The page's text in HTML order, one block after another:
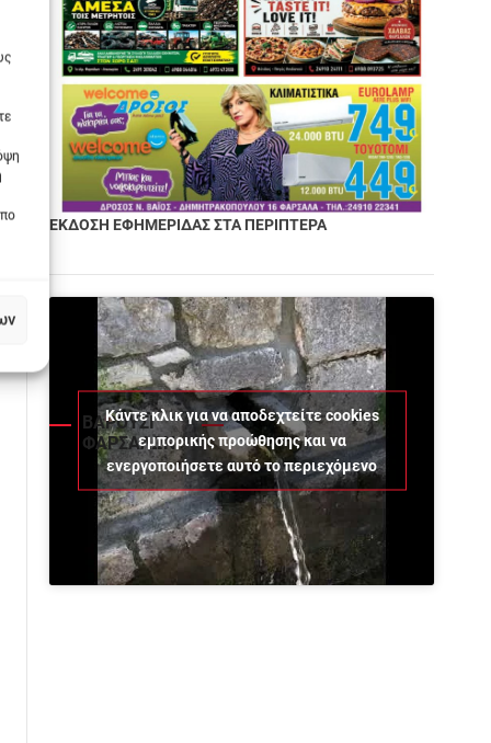
ΕΚΔΟΣΗ ΕΦΗΜΕΡΙΔΑΣ ΣΤΑ ΠΕΡΙΠΤΕΡΑ
ΒΑΡΟΥΣΙ
ΦΑΡΣΑΛΩΝ
Κάντε κλικ για να αποδεχτείτε cookies
εμπορικής προώθησης και να
ενεργοποιήσετε αυτό το περιεχόμενο